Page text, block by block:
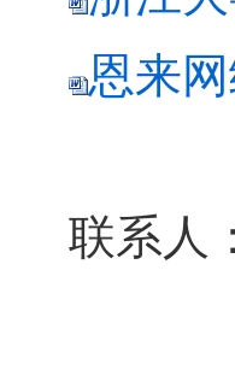
恩来
联系人